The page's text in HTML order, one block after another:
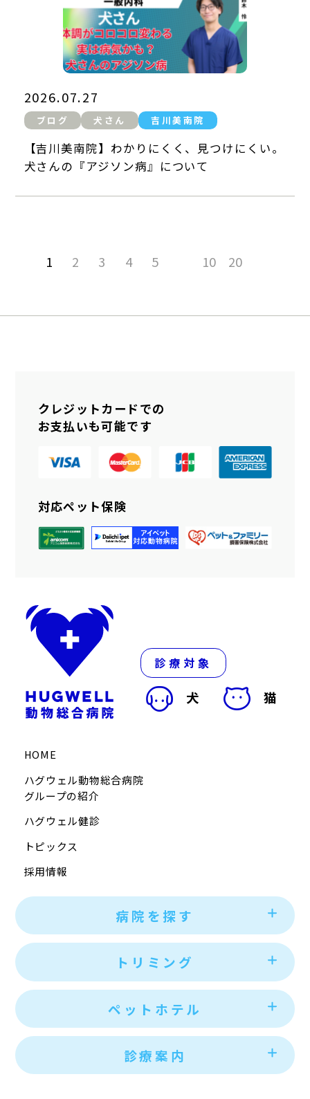
2026.07.27
ブログ 犬さん 吉川美南院
【吉川美南院】わかりにくく、見つけにくい。
犬さんの『アジソン病』について
1 2 3 4 5 10 20
クレジットカードでの
お支払いも可能です
対応ペット保険
診療対象
犬 猫
HOME
ハグウェル動物総合病院
グループの紹介
ハグウェル健診
トピックス
採用情報
病院を探す
トリミング
ペットホテル
診療案内